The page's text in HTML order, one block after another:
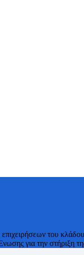
του
για την στήριξη